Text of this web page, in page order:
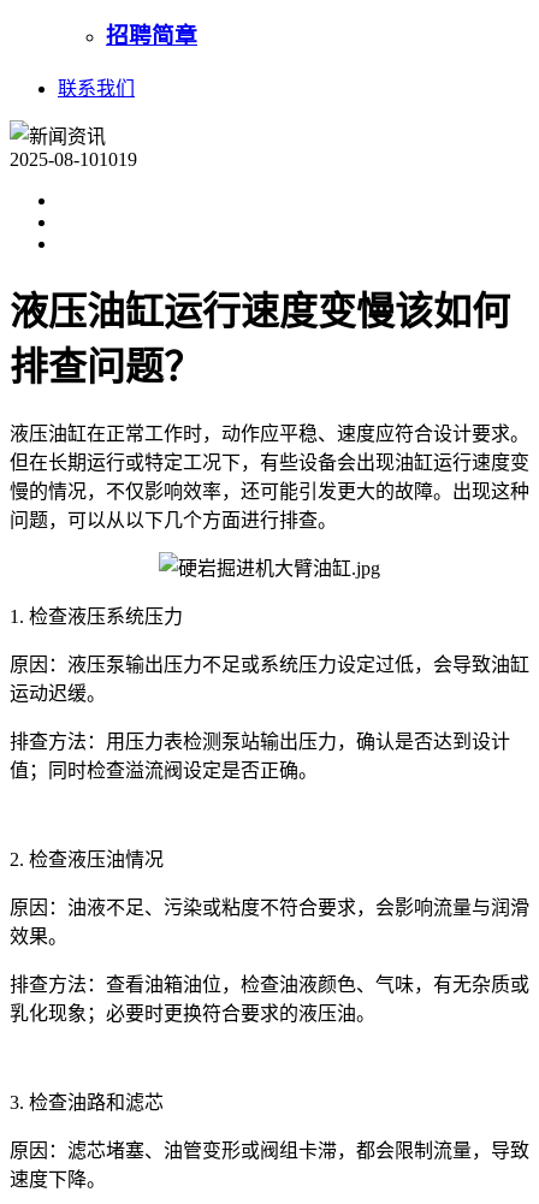
招聘简章
联系我们
2025-08-101019
液压油缸运行速度变慢该如何
排查问题？
液压油缸在正常工作时，动作应平稳、速度应符合设计要求。
但在长期运行或特定工况下，有些设备会出现油缸运行速度变
慢的情况，不仅影响效率，还可能引发更大的故障。出现这种
问题，可以从以下几个方面进行排查。
1. 检查液压系统压力
原因：液压泵输出压力不足或系统压力设定过低，会导致油缸
运动迟缓。
排查方法：用压力表检测泵站输出压力，确认是否达到设计
值；同时检查溢流阀设定是否正确。
2. 检查液压油情况
原因：油液不足、污染或粘度不符合要求，会影响流量与润滑
效果。
排查方法：查看油箱油位，检查油液颜色、气味，有无杂质或
乳化现象；必要时更换符合要求的液压油。
3. 检查油路和滤芯
原因：滤芯堵塞、油管变形或阀组卡滞，都会限制流量，导致
速度下降。